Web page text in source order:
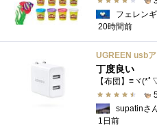
フェレン
20時間前
丁度良い
【布団】≡ヾ(*
supatinさ
1日前